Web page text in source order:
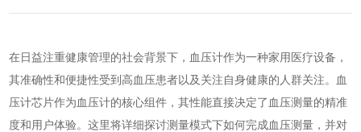
在日益注重健康管理的社会背景下，血压计作为一种家用医疗设备，
其准确性和便捷性受到高血压患者以及关注自身健康的人群关注。血
压计芯片作为血压计的核心组件，其性能直接决定了血压测量的精准
度和用户体验。这里将详细探讨测量模式下如何完成血压测量，并对